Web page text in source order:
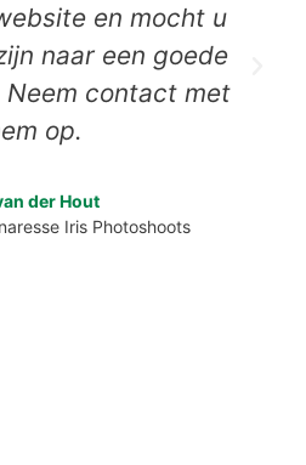
en mocht u
naar een goede
Neem contact met
op.
der Hout
Iris Photoshoots